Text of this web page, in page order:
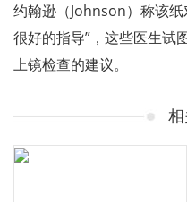
约翰逊（Johnson）称该
很好的指导”，这些医生试
上镜检查的建议。